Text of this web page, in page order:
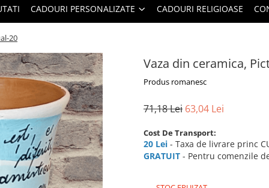
CADOURI PERSONALIZATE CADOURI RELIGIOASE
20
Vaza din ceramica,
Produs romanesc
71,18 Lei 63,04 Lei
Cost De Transport:
20 Lei - Taxa de livrare princ
GRATUIT - Pentru comenzile